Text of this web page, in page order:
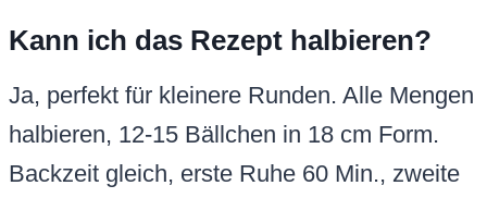
Kann ich das Rezept halbieren?
Ja, perfekt für kleinere Runden. Alle Mengen
halbieren, 12-15 Bällchen in 18 cm Form.
Backzeit gleich, erste Ruhe 60 Min., zweite